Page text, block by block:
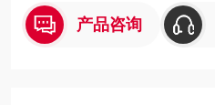
产品咨询